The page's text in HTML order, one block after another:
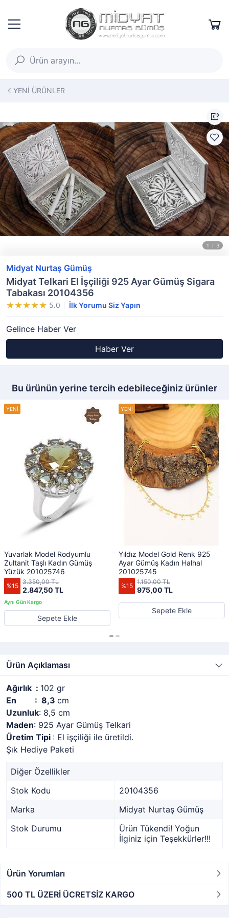
YENİ ÜRÜNLER
Midyat Nurtaş Gümüş
Midyat Telkari El İşçiliği 925 Ayar Gümüş Sigara
Tabakası 20104356
5.0 İlk Yorumu Siz Yapın
Gelince Haber Ver
Haber Ver
Bu ürünün yerine tercih edebileceğiniz ürünler
Yuvarlak Model Rodyumlu
Zultanit Taşlı Kadın Gümüş
Yüzük 201025746
%15 2.847,50 TL
3.350,00 TL
Sepete Ekle
Yıldız Model Gold Renk 925
Ayar Gümüş Kadın Halhal
201025745
%15 975,00 TL
1.150,00 TL
Sepete Ekle
Ürün Açıklaması
Ağırlık : 102 gr
En : 8,3 cm
Uzunluk: 8,5 cm
Maden: 925 Ayar Gümüş Telkari
Üretim Tipi : El işçiliği ile üretildi.
Şık Hediye Paketi
Diğer Özellikler
Stok Kodu
20104356
Marka
Midyat Nurtaş Gümüş
Stok Durumu
Ürün Tükendi! Yoğun
İlginiz için Teşekkürler!!!
Ürün Yorumları
500 TL ÜZERİ ÜCRETSİZ KARGO